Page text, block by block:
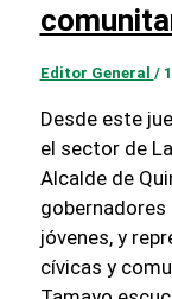
Editor General /
Desde este
el sector de
Alcalde de
gobernadores
jóvenes, y
cívicas y